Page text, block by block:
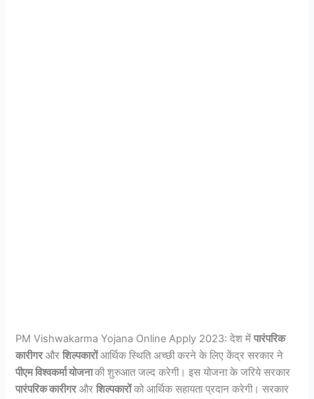
PM Vishwakarma Yojana Online Apply 2023: देश मेंपारंपरिक
कारीगरऔरशिल्पकारोंआर्थिक स्थिति अच्छी करने के लिए केंद्र सरकार ने
पीएम विश्वकर्मा योजनाकी शुरुआत जल्द करेगी। इस योजना के जरिये सरकार
पारंपरिक कारीगरऔरशिल्पकारोंको आर्थिक सहायता प्रदान करेगी। सरकार